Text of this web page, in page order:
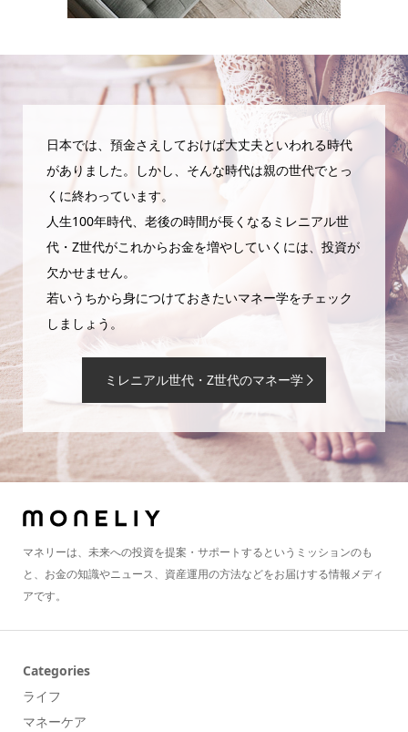
日本では、預金さえしておけば大丈夫といわれる時代
がありました。しかし、そんな時代は親の世代でとっ
くに終わっています。
人生100年時代、老後の時間が長くなるミレニアル世
代・Z世代がこれからお金を増やしていくには、投資が
欠かせません。
若いうちから身につけておきたいマネー学をチェック
しましょう。
ミレニアル世代・Z世代のマネー学
マネリーは、未来への投資を提案・サポートするというミッションのも
と、お金の知識やニュース、資産運用の方法などをお届けする情報メディ
アです。
Categories
ライフ
マネーケア